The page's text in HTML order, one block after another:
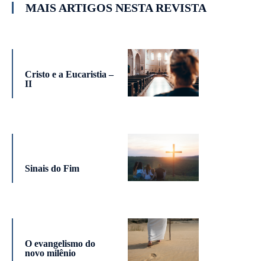
MAIS ARTIGOS NESTA REVISTA
Cristo e a Eucaristia –
II
Sinais do Fim
O evangelismo do
novo milênio